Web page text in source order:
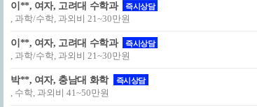
이**, 여자, 고려대 수학과 즉시상담
, 과학/수학, 과외비 21~30만원
이**, 여자, 고려대 수학과 즉시상담
, 과학/수학, 과외비 21~30만원
박**, 여자, 충남대 화학 즉시상담
, 수학, 과외비 41~50만원